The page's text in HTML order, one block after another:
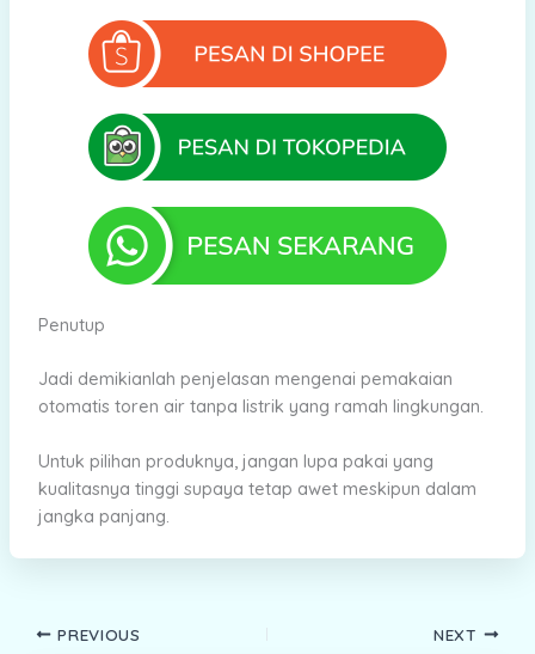
Penutup
Jadi demikianlah penjelasan mengenai pemakaian
otomatis toren air tanpa listrik yang ramah lingkungan.
Untuk pilihan produknya, jangan lupa pakai yang
kualitasnya tinggi supaya tetap awet meskipun dalam
jangka panjang.
PREVIOUS NEXT